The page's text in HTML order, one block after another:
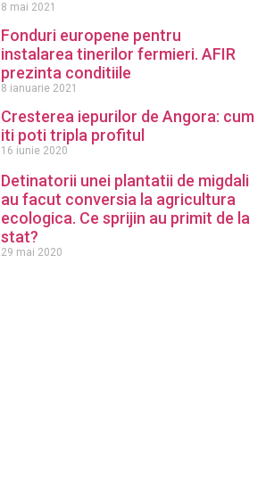
8 mai 2021
Fonduri europene pentru
instalarea tinerilor fermieri. AFIR
prezinta conditiile
8 ianuarie 2021
Cresterea iepurilor de Angora: cum
iti poti tripla profitul
16 iunie 2020
Detinatorii unei plantatii de migdali
au facut conversia la agricultura
ecologica. Ce sprijin au primit de la
stat?
29 mai 2020